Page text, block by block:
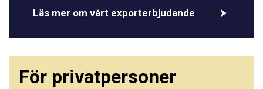
Läs mer om vårt exporterbjudande
För privatpersoner